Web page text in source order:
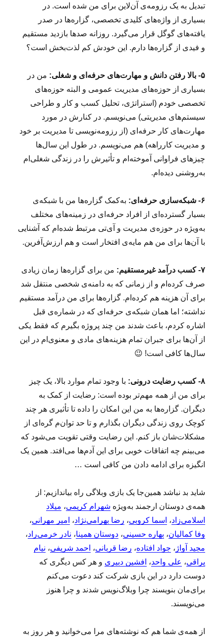
تبدیل به یک رزومه‌ی آن‌لاین برای من شده است. در
بسیاری از واژه‌های کلیدی تخصصی، گزاره‌ها در صدر
یافته‌های گوگل قرار می‌گیرد. روزانه صدها بازدید مستقیم
و فیدی از گزاره‌ها دارم. این خودش کم لذت‌بخش است؟
۵- بالا رفتن دانش و مهارت‌های حرفه‌ای و شغلی:
من در
بسیاری از حوزه‌های مدیریت عمومی و البته حوزه‌های
تخصصی خودم (استراتژی، تحلیل کسب و کار و طراحی
سیستم‌های مدیریتی) می‌نویسم. در کنارش در مورد
مهارت‌های کار حرفه‌ای (از رزومه‌نویسی تا مدیریت بر خود
و مدیریت کارراهه) هم می‌نویسم. در طول این سال‌ها
چیزهای فراوانی آموخته‌ام و تأثیرش را در زندگی شغلی‌ام
به‌روشنی دیده‌ام.
۶- شبکه‌سازی حرفه‌ای:
به‌کمک گزاره‌ها من با شبکه‌ی
بسیار گسترده‌ای از افراد حرفه‌ای در زمینه‌های مختلف
به‌ویژه در حوزه‌ی مدیریت و آی‌تی مرتبط شده‌ام که آشنایی
با آن‌ها برای من هم مایه‌ی افتخار است و هم ارزش‌آفرین.
۷- کسب درآمد غیرمستقیم:
من برای گزاره‌ها زمان زیادی
صرف کرده‌ام و از زمانی که به دامنه‌ی شخصی منتقل شد
برای آن هزینه هم کرده‌ام. گزاره‌ها برای من درآمد مستقیم
نداشته؛ اما همان شبکه‌ی حرفه‌ای که در شماره‌ی قبل
اشاره کردم، باعث شدند من چند پروژه بگیرم که فقط یکی
از آن‌ها برای جبران تمام هزینه‌های مادی و معنوی‌ام در این
سال‌ها کافی است! 😉
۸- کسب رضایت درونی:
با وجود تمام موارد بالا، یک چیز
برای من از همه مهم‌تر بوده است: رضایت از کمک به
دیگران. گزاره‌ها به من این امکان را داده تا تأثیری هر چند
کوچک روی زندگی دیگران بگذارم و تا حد توان‌م گره‌ای از
مشکلات‌شان باز کنم. این رضایت وقتی تقویت می‌شود که
می‌بینم چه اتفاقات خوبی برای این آدم‌ها می‌افتد. همین یک
انگیزه برای ادامه دادن من کافی است …
شاید بد نباشد همین‌جا یک بازی وبلاگی راه بیاندازیم: از
همه‌ی دوستان ارجمند به‌ویژه شهرام کریمی، میلاد
اسلامی‌زاد، اسما کروبی، رضا بهرامی‌نژاد، امیر مهرانی،
وفا کمالیان، بهاره حسینی،دوستان همینا، نادر خرمی‌راد،
مجید آواژ ، جواد افتاده، رضا قربانی، احمد شریفی، نیام
یراقی، علی واحد، افشین دبیری و هر کس دیگری که
دوست دارد در این بازی شرکت کند دعوت می‌کنم
برای‌مان بنویسند چرا وبلاگ‌نویس شدند و چرا هنوز
می‌نویسند.
از همه‌ی شما هم که نوشته‌های مرا می‌خوانید و هر روز به